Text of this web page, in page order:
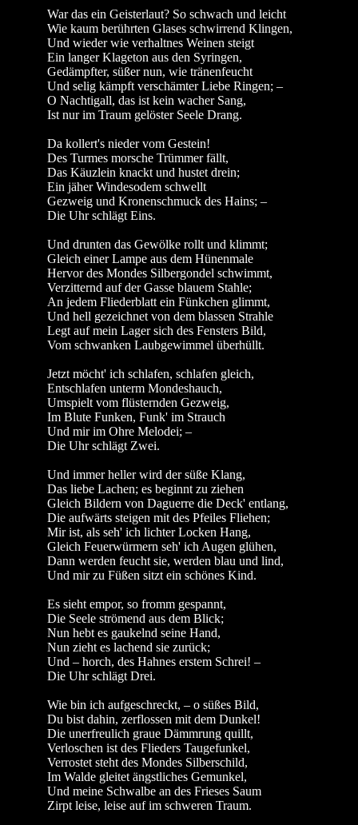
War das ein Geisterlaut? So schwach und leicht
Wie kaum berührten Glases schwirrend Klingen,
Und wieder wie verhaltnes Weinen steigt
Ein langer Klageton aus den Syringen,
Gedämpfter, süßer nun, wie tränenfeucht
Und selig kämpft verschämter Liebe Ringen; –
O Nachtigall, das ist kein wacher Sang,
Ist nur im Traum gelöster Seele Drang.
Da kollert's nieder vom Gestein!
Des Turmes morsche Trümmer fällt,
Das Käuzlein knackt und hustet drein;
Ein jäher Windesodem schwellt
Gezweig und Kronenschmuck des Hains; –
Die Uhr schlägt Eins.
Und drunten das Gewölke rollt und klimmt;
Gleich einer Lampe aus dem Hünenmale
Hervor des Mondes Silbergondel schwimmt,
Verzitternd auf der Gasse blauem Stahle;
An jedem Fliederblatt ein Fünkchen glimmt,
Und hell gezeichnet von dem blassen Strahle
Legt auf mein Lager sich des Fensters Bild,
Vom schwanken Laubgewimmel überhüllt.
Jetzt möcht' ich schlafen, schlafen gleich,
Entschlafen unterm Mondeshauch,
Umspielt vom flüsternden Gezweig,
Im Blute Funken, Funk' im Strauch
Und mir im Ohre Melodei; –
Die Uhr schlägt Zwei.
Und immer heller wird der süße Klang,
Das liebe Lachen; es beginnt zu ziehen
Gleich Bildern von Daguerre die Deck' entlang,
Die aufwärts steigen mit des Pfeiles Fliehen;
Mir ist, als seh' ich lichter Locken Hang,
Gleich Feuerwürmern seh' ich Augen glühen,
Dann werden feucht sie, werden blau und lind,
Und mir zu Füßen sitzt ein schönes Kind.
Es sieht empor, so fromm gespannt,
Die Seele strömend aus dem Blick;
Nun hebt es gaukelnd seine Hand,
Nun zieht es lachend sie zurück;
Und – horch, des Hahnes erstem Schrei! –
Die Uhr schlägt Drei.
Wie bin ich aufgeschreckt, – o süßes Bild,
Du bist dahin, zerflossen mit dem Dunkel!
Die unerfreulich graue Dämmrung quillt,
Verloschen ist des Flieders Taugefunkel,
Verrostet steht des Mondes Silberschild,
Im Walde gleitet ängstliches Gemunkel,
Und meine Schwalbe an des Frieses Saum
Zirpt leise, leise auf im schweren Traum.